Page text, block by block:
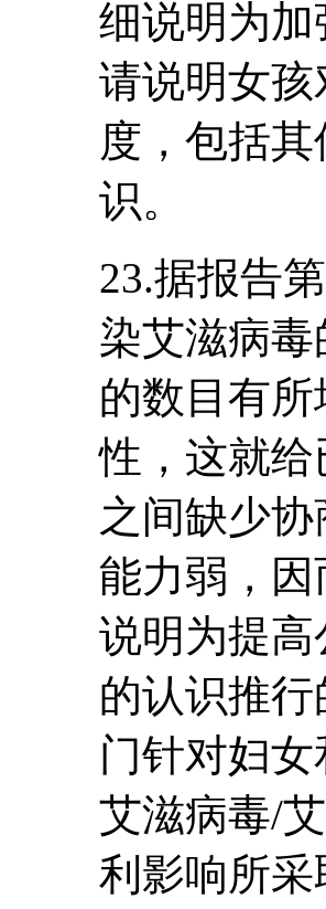
细说明为
请说明女
度，包括
识。
23.据报告
染艾滋病
的数目有
性，这就
之间缺少
能力弱，
说明为提
的认识推
门针对妇
艾滋病毒/
利影响所